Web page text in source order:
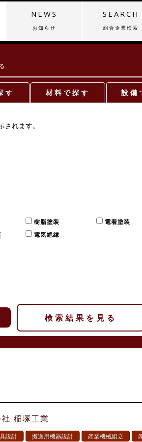
NEWS
お知らせ
SEARCH
組合企業検索
す 材料で探す 設備
れます。
樹脂塗装 電着塗装
電気絶縁
稲塚工業
設計 搬送用機器設計 産業機械組立